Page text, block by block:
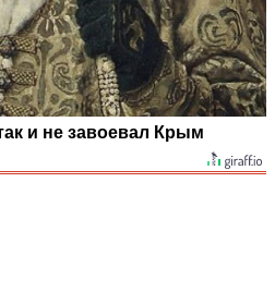
и не завоевал Крым